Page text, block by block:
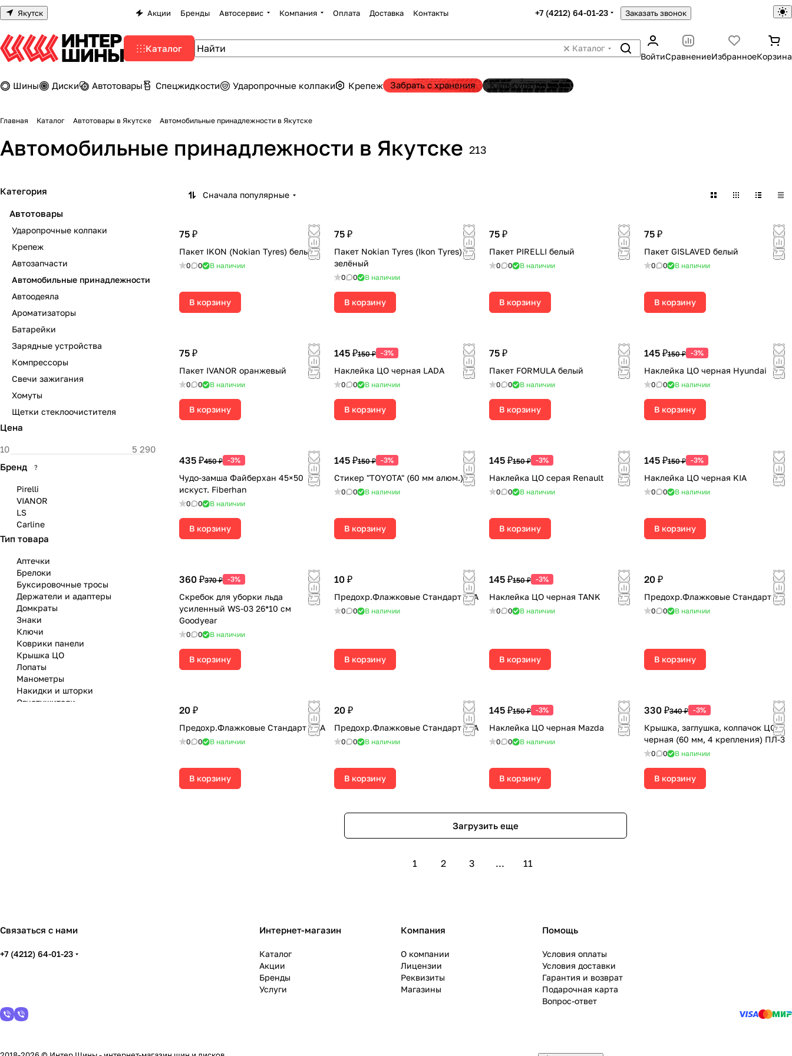
Якутск Акции Бренды Автосервис Компания Оплата Доставка Контакты +7 (4212) 64-01-23 Заказать звонок
Каталог
Каталог
ВойтиСравнениеИзбранноеКорзина
Шины Диски Автотовары Спецжидкости Ударопрочные колпаки Крепеж Забрать с хранения Калькулятор шин
Главная Каталог Автотовары в Якутске Автомобильные принадлежности в Якутске
Автомобильные принадлежности в Якутске 213
Сначала популярные
75 ₽
Пакет IKON (Nokian Tyres) белый
0 0 В наличии
В корзину
75 ₽
Пакет Nokian Tyres (Ikon Tyres)
зелёный
0 0 В наличии
В корзину
75 ₽
Пакет PIRELLI белый
0 0 В наличии
В корзину
75 ₽
Пакет GISLAVED белый
0 0 В наличии
В корзину
75 ₽
Пакет IVANOR оранжевый
0 0 В наличии
В корзину
145 ₽150 ₽ -3%
Наклейка ЦО черная LADA
0 0 В наличии
В корзину
75 ₽
Пакет FORMULA белый
0 0 В наличии
В корзину
145 ₽150 ₽ -3%
Наклейка ЦО черная Hyundai
0 0 В наличии
В корзину
435 ₽450 ₽ -3%
Чудо-замша Файберхан 45×50
искуст. Fiberhan
0 0 В наличии
В корзину
145 ₽150 ₽ -3%
Стикер "TOYOTA" (60 мм алюм.)
0 0 В наличии
В корзину
145 ₽150 ₽ -3%
Наклейка ЦО серая Renault
0 0 В наличии
В корзину
145 ₽150 ₽ -3%
Наклейка ЦО черная KIA
0 0 В наличии
В корзину
360 ₽370 ₽ -3%
Скребок для уборки льда
усиленный WS-03 26*10 см
Goodyear
0 0 В наличии
В корзину
10 ₽
Предохр.Флажковые Стандарт 10А
0 0 В наличии
В корзину
145 ₽150 ₽ -3%
Наклейка ЦО черная TANK
0 0 В наличии
В корзину
20 ₽
Предохр.Флажковые Стандарт 5А
0 0 В наличии
В корзину
20 ₽
Предохр.Флажковые Стандарт 7,5А
0 0 В наличии
В корзину
20 ₽
Предохр.Флажковые Стандарт 25А
0 0 В наличии
В корзину
145 ₽150 ₽ -3%
Наклейка ЦО черная Mazda
0 0 В наличии
В корзину
330 ₽340 ₽ -3%
Крышка, заглушка, колпачок ЦО
черная (60 мм, 4 крепления) ПЛ-3
0 0 В наличии
В корзину
Загрузить еще
1 2 3 ... 11
Категория
Автотовары
Ударопрочные колпаки
Крепеж
Автозапчасти
Автомобильные принадлежности
Автоодеяла
Ароматизаторы
Батарейки
Зарядные устройства
Компрессоры
Свечи зажигания
Хомуты
Щетки стеклоочистителя
Цена
Бренд ?
Pirelli
VIANOR
LS
Carline
Тип товара
Аптечки
Брелоки
Буксировочные тросы
Держатели и адаптеры
Домкраты
Знаки
Ключи
Коврики панели
Крышка ЦО
Лопаты
Манометры
Накидки и шторки
Огнетушители
Связаться с нами
+7 (4212) 64-01-23
Интернет-магазин
Каталог
Акции
Бренды
Услуги
Компания
О компании
Лицензии
Реквизиты
Магазины
Помощь
Условия оплаты
Условия доставки
Гарантия и возврат
Подарочная карта
Вопрос-ответ